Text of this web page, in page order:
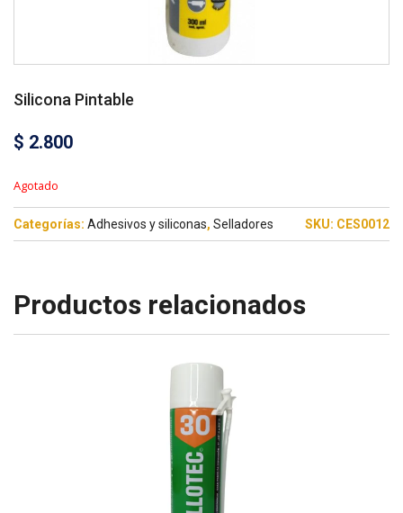
Silicona Pintable
$ 2.800
Agotado
Categorías: Adhesivos y siliconas, Selladores SKU: CES0012
Productos relacionados